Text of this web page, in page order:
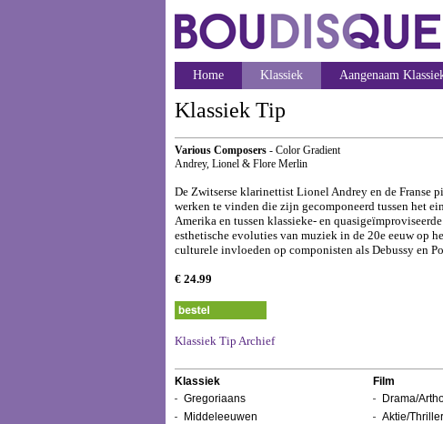
Home Klassiek Aangenaam
Klassiek Tip
Various Composers - Color Gradient
Andrey, Lionel & Flore Merlin
De Zwitserse klarinettist Lionel Andrey en de Franse
werken te vinden die zijn gecomponeerd tussen het
Amerika en tussen klassieke- en
esthetische evoluties van muziek in de 20e eeuw op
culturele invloeden op componisten als Debussy en
€ 24.99
Klassiek Tip Archief
Klassiek
Gregoriaans
Middeleeuwen
Film
Drama/
Aktie/Thriller